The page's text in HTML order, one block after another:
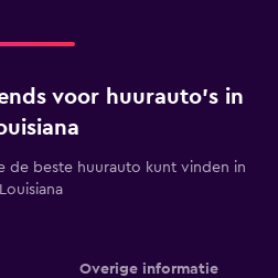
voor huurauto's in
de beste huurauto kunt vinden in
Louisiana
Overige informatie